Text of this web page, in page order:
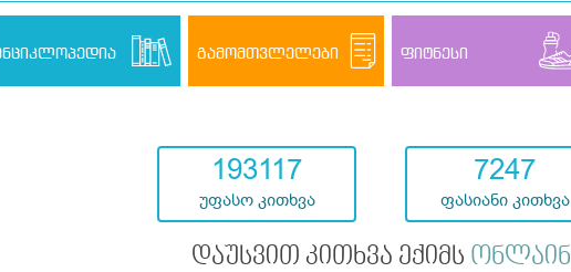
გამომთვლელები ფიტნესი
193117
უფასო კითხვა
7247
ფასიანი კითხვა
დაუსვით კითხვა ექიმს ონლაინ